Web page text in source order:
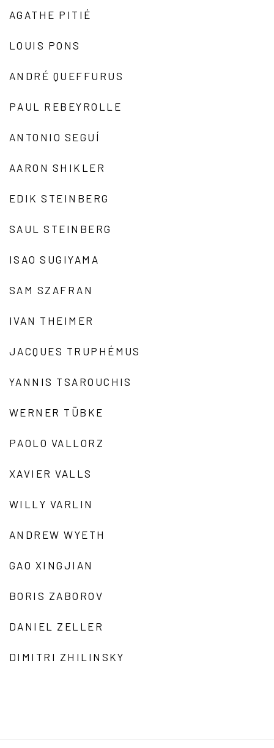
AGATHE PITIÉ
LOUIS PONS
ANDRÉ QUEFFURUS
PAUL REBEYROLLE
ANTONIO SEGUÍ
AARON SHIKLER
EDIK STEINBERG
SAUL STEINBERG
ISAO SUGIYAMA
SAM SZAFRAN
IVAN THEIMER
JACQUES TRUPHÉMUS
YANNIS TSAROUCHIS
WERNER TÜBKE
PAOLO VALLORZ
XAVIER VALLS
WILLY VARLIN
ANDREW WYETH
GAO XINGJIAN
BORIS ZABOROV
DANIEL ZELLER
DIMITRI ZHILINSKY